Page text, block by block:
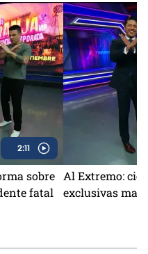
2:11
sobre
fatal
Al Extremo:
exclusivas